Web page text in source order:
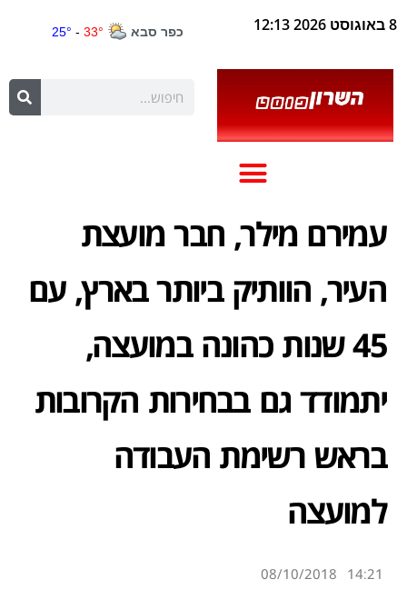
8 באוגוסט 2026 12:13
עמירם מילר, חבר מועצת
העיר, הוותיק ביותר בארץ, עם
45 שנות כהונה במועצה,
יתמודד גם בבחירות הקרובות
בראש רשימת העבודה
למועצה
14:21
08/10/2018